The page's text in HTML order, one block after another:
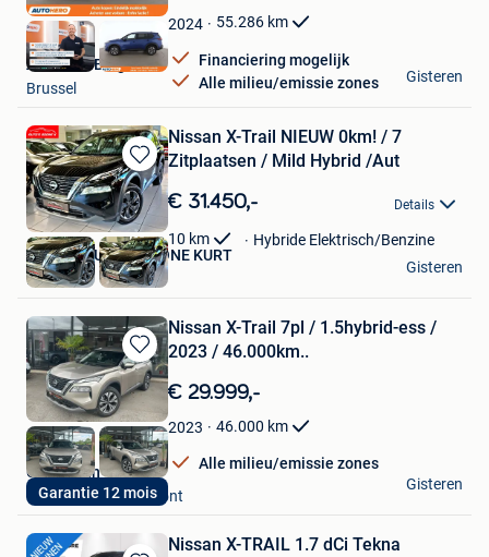
Favorieten2024 55.286 km
Financiering mogelijk
Alle milieu/emissie zones
Autohero België
Brussel
Gisteren
Bewaren
in
Mijn
Favorieten
Nissan X-Trail NIEUW 0km! / 7
Zitplaatsen / Mild Hybrid /Aut
€ 31.450,- Details
10 km
Hybride Elektrisch/Benzine
Garage ️ AUTO'S BOONE KURT
Kortrijk
Gisteren
Bewaren
in
Mijn
Favorieten
Garantie 12 mois
Nissan X-Trail 7pl / 1.5hybrid-ess /
2023 / 46.000km..
€ 29.999,-
2023 46.000 km
Alle milieu/emissie zones
Car design
Morlanwelz-Mariemont
Gisteren
Nissan X-TRAIL 1.7 dCi Tekna